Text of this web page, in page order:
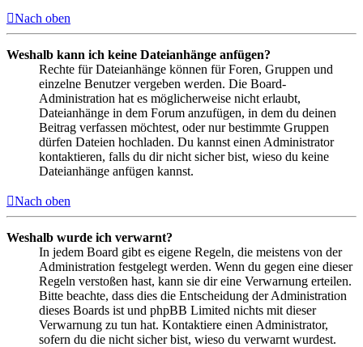
Nach oben
Weshalb kann ich keine Dateianhänge anfügen?
Rechte für Dateianhänge können für Foren, Gruppen und
einzelne Benutzer vergeben werden. Die Board-
Administration hat es möglicherweise nicht erlaubt,
Dateianhänge in dem Forum anzufügen, in dem du deinen
Beitrag verfassen möchtest, oder nur bestimmte Gruppen
dürfen Dateien hochladen. Du kannst einen Administrator
kontaktieren, falls du dir nicht sicher bist, wieso du keine
Dateianhänge anfügen kannst.
Nach oben
Weshalb wurde ich verwarnt?
In jedem Board gibt es eigene Regeln, die meistens von der
Administration festgelegt werden. Wenn du gegen eine dieser
Regeln verstoßen hast, kann sie dir eine Verwarnung erteilen.
Bitte beachte, dass dies die Entscheidung der Administration
dieses Boards ist und phpBB Limited nichts mit dieser
Verwarnung zu tun hat. Kontaktiere einen Administrator,
sofern du die nicht sicher bist, wieso du verwarnt wurdest.